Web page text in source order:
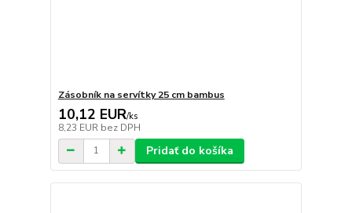
Zásobník na servítky 25 cm bambus
10,12 EUR/ks
8,23 EUR bez DPH
Pridať do košíka